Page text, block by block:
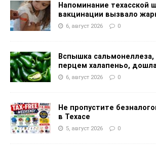
Напоминание техасской
вакцинации вызвало
6, август 2026 0
Вспышка сальмонеллеза,
перцем халапеньо,
6, август 2026 0
Не пропустите
в Техасе
5, август 2026 0